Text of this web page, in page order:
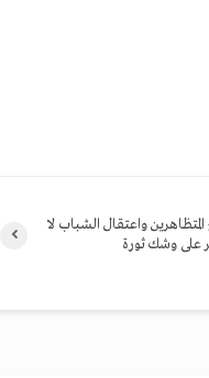
واعتقال الشباب لا
على وشك ثورة